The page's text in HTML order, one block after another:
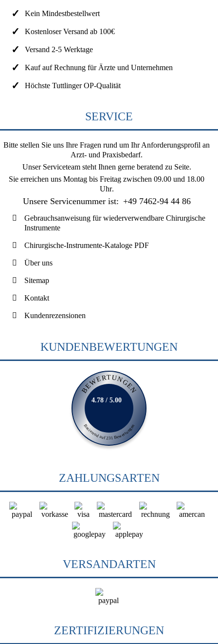
Kein Mindestbestellwert
Kostenloser Versand ab 100€
Versand 2-5 Werktage
Kauf auf Rechnung für Ärzte und Unternehmen
Höchste Tuttlinger OP-Qualität
SERVICE
Bitte stellen Sie uns Ihre Fragen rund um Ihr Anforderungsprofil an
Arzt- und Praxisbedarf.
Unser Serviceteam steht Ihnen gerne beratend zu Seite.
Sie erreichen uns Montag bis Freitag zwischen 09.00 und 18.00
Uhr.
Unsere Servicenummer ist: +49 7462-94 44 86
Gebrauchsanweisung für wiederverwendbare Chirurgische
Instrumente
Chirurgische-Instrumente-Kataloge PDF
Über uns
Sitemap
Kontakt
Kundenrezensionen
KUNDENBEWERTUNGEN
BEWERTUNGEN
Basierend auf 231 Bewertungen
4.78 / 5.00
ZAHLUNGSARTEN
VERSANDARTEN
ZERTIFIZIERUNGEN